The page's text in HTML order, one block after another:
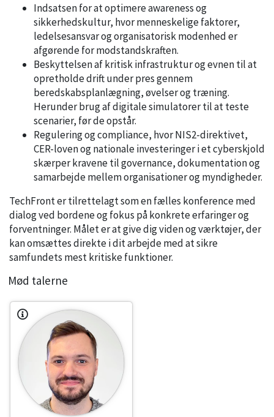
Indsatsen for at optimere awareness og
sikkerhedskultur, hvor menneskelige faktorer,
ledelsesansvar og organisatorisk modenhed er
afgørende for modstandskraften.
Beskyttelsen af kritisk infrastruktur og evnen til at
opretholde drift under pres gennem
beredskabsplanlægning, øvelser og træning.
Herunder brug af digitale simulatorer til at teste
scenarier, før de opstår.
Regulering og compliance, hvor NIS2-direktivet,
CER-loven og nationale investeringer i et cyberskjold
skærper kravene til governance, dokumentation og
samarbejde mellem organisationer og myndigheder.
TechFront er tilrettelagt som en fælles konference med
dialog ved bordene og fokus på konkrete erfaringer og
forventninger. Målet er at give dig viden og værktøjer, der
kan omsættes direkte i dit arbejde med at sikre
samfundets mest kritiske funktioner.
Mød talerne